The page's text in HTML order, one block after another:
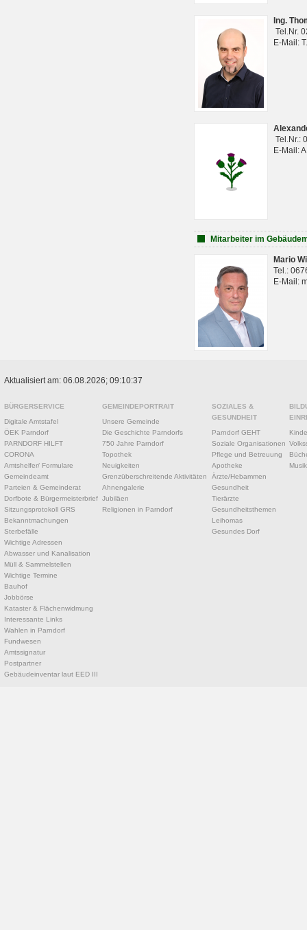
Ing.
Tel.Nr.
E-Mail:
Tel.Nr.:
E-Mail:
Mitarbeiter im
Mario
Tel.:
E-Mail:
Aktualisiert am: 06.08.2026; 09:10:37
BÜRGERSERVICE
Digitale Amtstafel
ÖEK Parndorf
PARNDORF HILFT
CORONA
Amtshelfer/ Formulare
Gemeindeamt
Parteien & Gemeinderat
Dorfbote & Bürgermeisterbrief
Sitzungsprotokoll GRS
Bekanntmachungen
Sterbefälle
Wichtige Adressen
Abwasser und Kanalisation
Müll & Sammelstellen
Wichtige Termine
Bauhof
Jobbörse
Kataster & Flächenwidmung
Interessante Links
Wahlen in Parndorf
Fundwesen
Amtssignatur
Postpartner
Gebäudeinventar laut EED III
GEMEINDEPORTRAIT
Unsere Gemeinde
Die Geschichte Parndorfs
750 Jahre Parndorf
Topothek
Neuigkeiten
Grenzüberschreitende Aktivitäten
Ahnengalerie
Jubiläen
Religionen in Parndorf
SOZIALES &
GESUNDHEIT
Parndorf GEHT
Soziale Organisationen
Pflege und Betreuung
Apotheke
Ärzte/Hebammen
Gesundheit
Tierärzte
Gesundheitsthemen
Leihomas
Gesundes Dorf